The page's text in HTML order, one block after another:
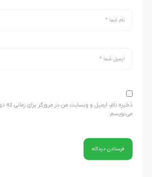
ذخیره نام، ایمیل و وبسایت من در مرورگر برای زمانی که
می‌نویسم.